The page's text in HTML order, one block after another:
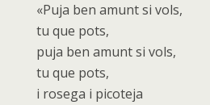
«Puja ben amunt si vols,
tu que pots,
puja ben amunt si vols,
tu que pots,
i rosega i picoteja